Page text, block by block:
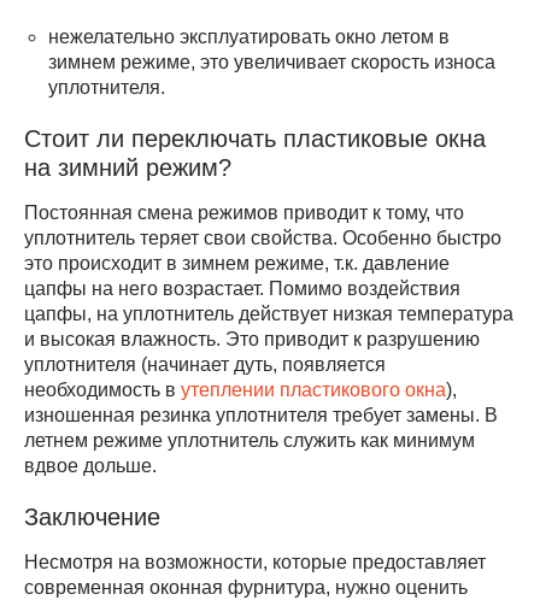
нежелательно эксплуатировать окно летом в
зимнем режиме, это увеличивает скорость износа
уплотнителя.
Стоит ли переключать пластиковые окна
на зимний режим?
Постоянная смена режимов приводит к тому, что
уплотнитель теряет свои свойства. Особенно быстро
это происходит в зимнем режиме, т.к. давление
цапфы на него возрастает. Помимо воздействия
цапфы, на уплотнитель действует низкая температура
и высокая влажность. Это приводит к разрушению
уплотнителя (начинает дуть, появляется
необходимость в утеплении пластикового окна),
изношенная резинка уплотнителя требует замены. В
летнем режиме уплотнитель служить как минимум
вдвое дольше.
Заключение
Несмотря на возможности, которые предоставляет
современная оконная фурнитура, нужно оценить